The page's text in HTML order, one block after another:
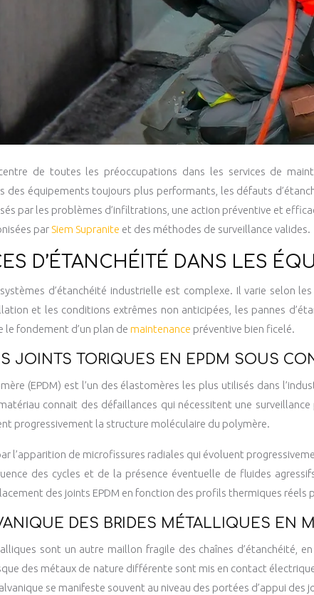
de toutes les préoccupations dans les services de
des équipements toujours plus performants, les défauts
par les problèmes d’infiltrations, une action préventive et
par Siem Supranite et des méthodes de surveillance valides.
D’ÉTANCHÉITÉ DANS LES
d’étanchéité industrielle est complexe. Il varie selon
et les conditions extrêmes non anticipées, les pannes
fondement d’un plan de maintenance préventive bien ficelé.
JOINTS TORIQUES EN EPDM SOUS
(EPDM) est l’un des élastomères les plus utilisés dans
connait des défaillances qui nécessitent une
progressivement la structure moléculaire du polymère.
l’apparition de microfissures radiales qui évoluent
des cycles et de la présence éventuelle de fluides
des joints EPDM en fonction des profils thermiques
DES BRIDES MÉTALLIQUES EN
sont un autre maillon fragile des chaînes d’étanchéité,
des métaux de nature différente sont mis en contact
se manifeste souvent au niveau des portées d’appui